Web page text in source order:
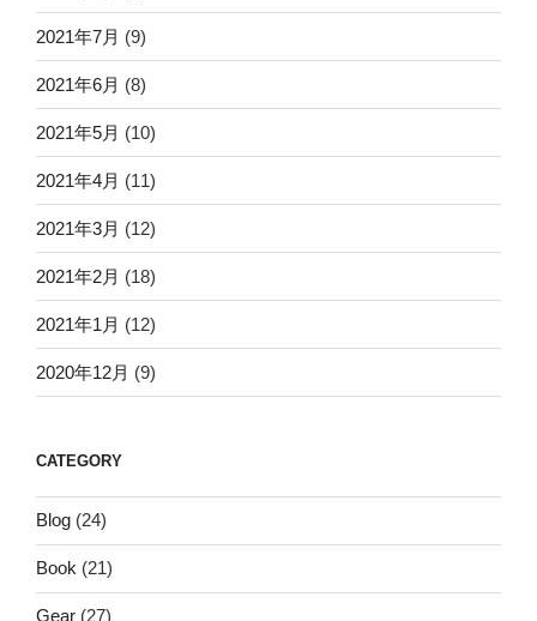
2021年7月 (9)
2021年6月 (8)
2021年5月 (10)
2021年4月 (11)
2021年3月 (12)
2021年2月 (18)
2021年1月 (12)
2020年12月 (9)
CATEGORY
Blog (24)
Book (21)
Gear (27)